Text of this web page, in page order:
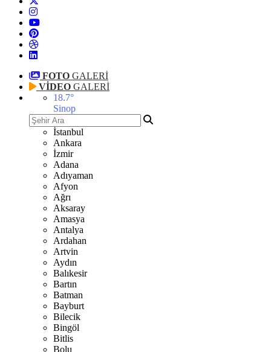
FOTO GALERİ
VİDEO GALERİ
18.7°
Sinop
İstanbul
Ankara
İzmir
Adana
Adıyaman
Afyon
Ağrı
Aksaray
Amasya
Antalya
Ardahan
Artvin
Aydın
Balıkesir
Bartın
Batman
Bayburt
Bilecik
Bingöl
Bitlis
Bolu